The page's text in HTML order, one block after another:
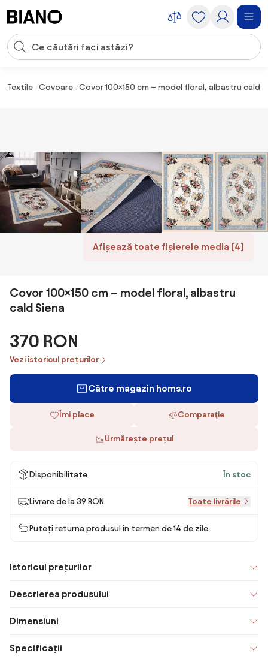
Introducerea căutării
Textile Covoare Covor 100×150 cm – model floral, albastru cald
Afișează toate fișierele media (4)
Covor 100×150 cm – model floral, albastru
cald Siena
370 RON
Vezi istoricul prețurilor
Către magazin homs.ro
Îmi place Comparaţie
Urmărește prețul
Disponibilitate În stoc
Livrare de la 39 RON Toate livrările
Puteți returna produsul în termen de 14 de zile.
Istoricul prețurilor
Descrierea produsului
Dimensiuni
Specificații